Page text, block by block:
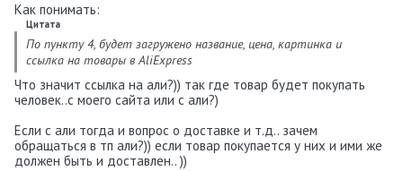
Как понимать:
Цитата
По пункту 4, будет загружено название, цена, картинка и
ссылка на товары в AliExpress
Что значит ссылка на али?)) так где товар будет покупать
человек..с моего сайта или с али?)
Если с али тогда и вопрос о доставке и т.д.. зачем
обращаться в тп али?)) если товар покупается у них и ими же
должен быть и доставлен.. ))